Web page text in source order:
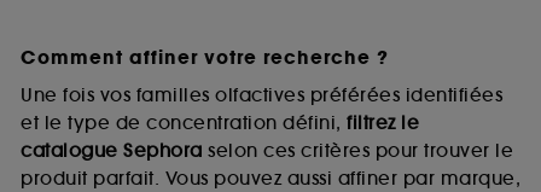
Comment affiner votre recherche ?
Une fois vos familles olfactives préférées identifiées
et le type de concentration défini, filtrez le
catalogue Sephora selon ces critères pour trouver le
produit parfait. Vous pouvez aussi affiner par marque,